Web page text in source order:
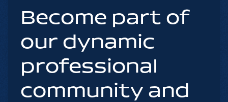
Become part of
our dynamic
professional
community and